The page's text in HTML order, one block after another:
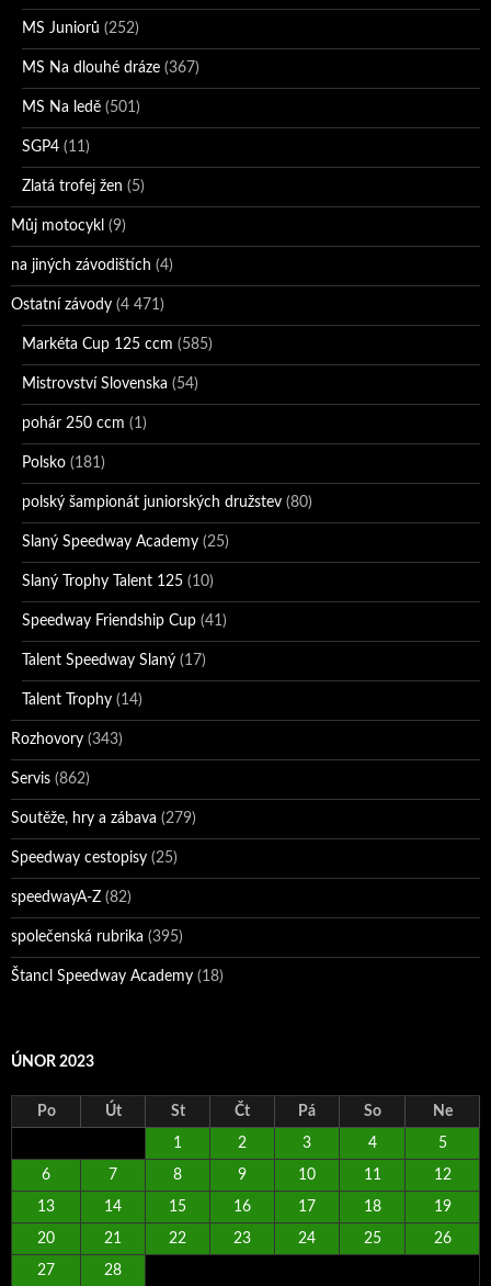
MS Juniorů (252)
MS Na dlouhé dráze (367)
MS Na ledě (501)
SGP4 (11)
Zlatá trofej žen (5)
Můj motocykl (9)
na jiných závodištích (4)
Ostatní závody (4 471)
Markéta Cup 125 ccm (585)
Mistrovství Slovenska (54)
pohár 250 ccm (1)
Polsko (181)
polský šampionát juniorských družstev (80)
Slaný Speedway Academy (25)
Slaný Trophy Talent 125 (10)
Speedway Friendship Cup (41)
Talent Speedway Slaný (17)
Talent Trophy (14)
Rozhovory (343)
Servis (862)
Soutěže, hry a zábava (279)
Speedway cestopisy (25)
speedwayA-Z (82)
společenská rubrika (395)
Štancl Speedway Academy (18)
ÚNOR 2023
Po Út St Čt Pá So Ne
1 2 3 4 5
6 7 8 9 10 11 12
13 14 15 16 17 18 19
20 21 22 23 24 25 26
27 28